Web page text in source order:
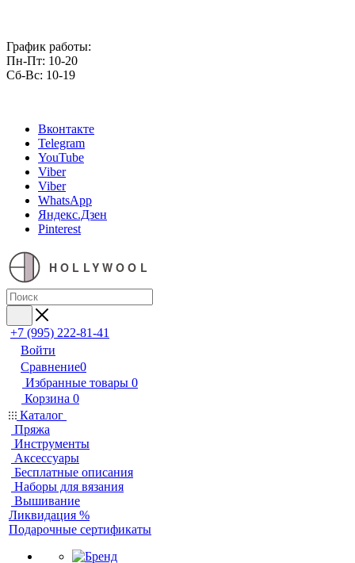
График работы:
Пн-Пт: 10-20
Сб-Вс: 10-19
Вконтакте
Telegram
YouTube
Viber
Viber
WhatsApp
Яндекс.Дзен
Pinterest
HOLLYWOOL
+7 (995) 222-81-41
Войти
Сравнение0
Избранные товары 0
Корзина 0
Каталог
Пряжа
Инструменты
Аксессуары
Бесплатные описания
Наборы для вязания
Вышивание
Ликвидация %
Подарочные сертификаты